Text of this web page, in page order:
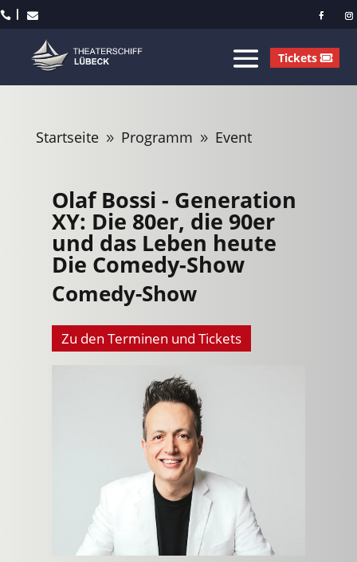
 
Tickets
Startseite 9 Programm 9 Event
Olaf Bossi - Generation
XY: Die 80er, die 90er
und das Leben heute
Die Comedy-Show
Comedy-Show
Zu den Terminen und Tickets